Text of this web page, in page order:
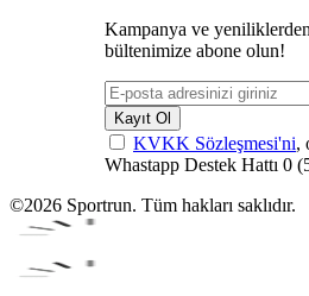
Kampanya ve
bültenimize abone olun!
Kayıt Ol
KVKK Sözleşmesi'ni,
Whastapp Destek Hattı 0
©2026 Sportrun. Tüm hakları saklıdır.